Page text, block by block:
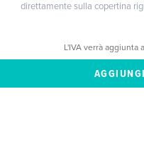
direttamente sulla copertina
L'IVA verrà aggiunta